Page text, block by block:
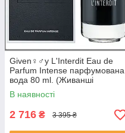
Given♀♂y L'Interdit Eau de
Parfum Intense парфумована
вода 80 ml. (Живанші
Інтердит Еау де Парфум
Інтенс)
В наявності
2 716 ₴ 3 395 ₴